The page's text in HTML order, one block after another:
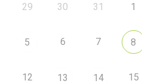
29 30 31 1
5 6 7 8
12 13 14 15